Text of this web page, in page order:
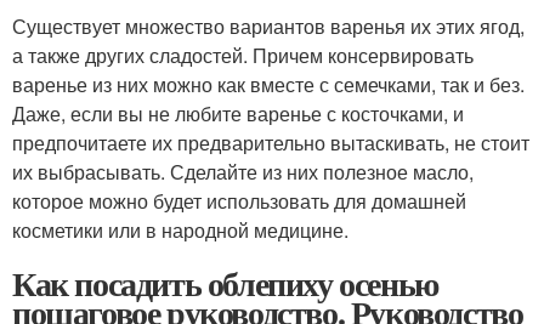
Существует множество вариантов варенья их этих ягод,
а также других сладостей. Причем консервировать
варенье из них можно как вместе с семечками, так и без.
Даже, если вы не любите варенье с косточками, и
предпочитаете их предварительно вытаскивать, не стоит
их выбрасывать. Сделайте из них полезное масло,
которое можно будет использовать для домашней
косметики или в народной медицине.
Как посадить облепиху осенью
пошаговое руководство. Руководство